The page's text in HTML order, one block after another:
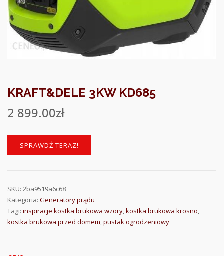
KRAFT&DELE 3KW KD685
2 899.00zł
SPRAWDŹ TERAZ!
SKU: 2ba9519a6c68
Kategoria: Generatory prądu
Tagi: inspiracje kostka brukowa wzory,kostka brukowa krosno,
kostka brukowa przed domem,pustak ogrodzeniowy